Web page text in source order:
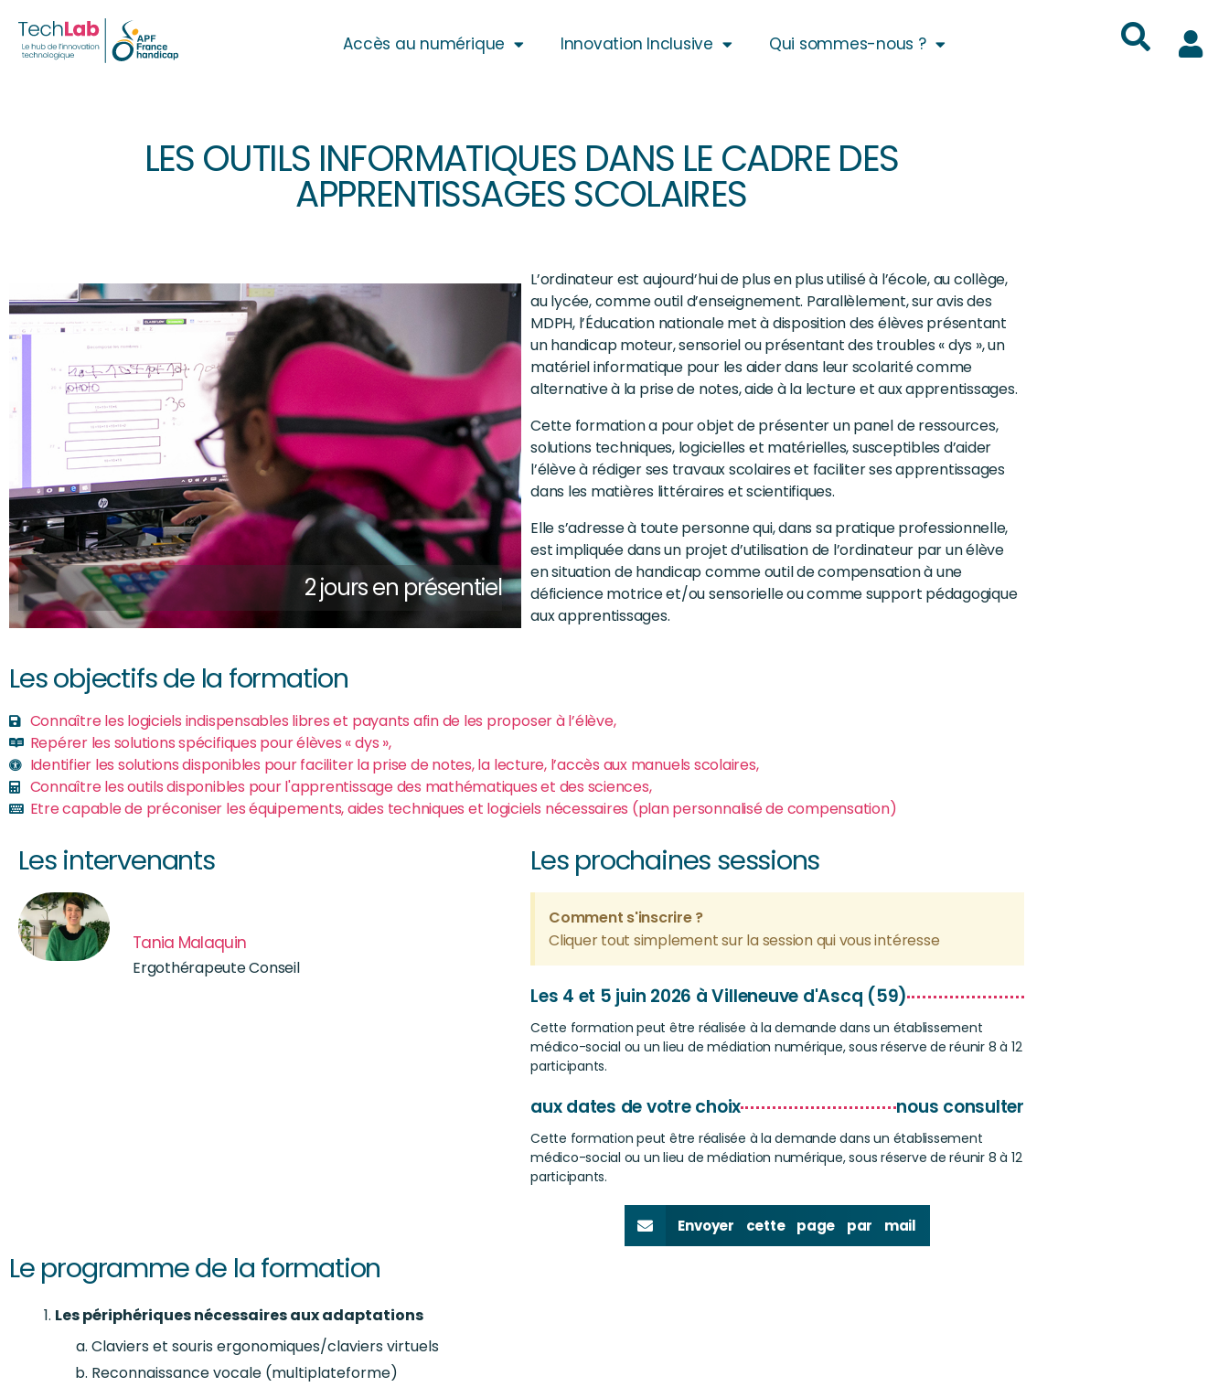
Accès au numérique Innovation Inclusive Qui sommes-nous ?
LES OUTILS INFORMATIQUES DANS LE CADRE DES
APPRENTISSAGES SCOLAIRES
2 jours en présentiel
L’ordinateur est aujourd’hui de plus en plus utilisé à l’école, au collège,
au lycée, comme outil d’enseignement. Parallèlement, sur avis des
MDPH, l’Éducation nationale met à disposition des élèves présentant
un handicap moteur, sensoriel ou présentant des troubles « dys », un
matériel informatique pour les aider dans leur scolarité comme
alternative à la prise de notes, aide à la lecture et aux apprentissages.
Cette formation a pour objet de présenter un panel de ressources,
solutions techniques, logicielles et matérielles, susceptibles d’aider
l’élève à rédiger ses travaux scolaires et faciliter ses apprentissages
dans les matières littéraires et scientifiques.
Elle s’adresse à toute personne qui, dans sa pratique professionnelle,
est impliquée dans un projet d’utilisation de l’ordinateur par un élève
en situation de handicap comme outil de compensation à une
déficience motrice et/ou sensorielle ou comme support pédagogique
aux apprentissages.
Les objectifs de la formation
Connaître les logiciels indispensables libres et payants afin de les proposer à l’élève,
Repérer les solutions spécifiques pour élèves « dys »,
Identifier les solutions disponibles pour faciliter la prise de notes, la lecture, l’accès aux manuels scolaires,
Connaître les outils disponibles pour l'apprentissage des mathématiques et des sciences,
Etre capable de préconiser les équipements, aides techniques et logiciels nécessaires (plan personnalisé de compensation)
Les intervenants
Tania Malaquin
Ergothérapeute Conseil
Les prochaines sessions
Comment s'inscrire ?
Cliquer tout simplement sur la session qui vous intéresse
Les 4 et 5 juin 2026 à Villeneuve d'Ascq (59)
Cette formation peut être réalisée à la demande dans un établissement
médico-social ou un lieu de médiation numérique, sous réserve de réunir 8 à 12
participants.
aux dates de votre choix nous consulter
Cette formation peut être réalisée à la demande dans un établissement
médico-social ou un lieu de médiation numérique, sous réserve de réunir 8 à 12
participants.
Envoyer cette page par mail
Le programme de la formation
Les périphériques nécessaires aux adaptations
Claviers et souris ergonomiques/claviers virtuels
Reconnaissance vocale (multiplateforme)